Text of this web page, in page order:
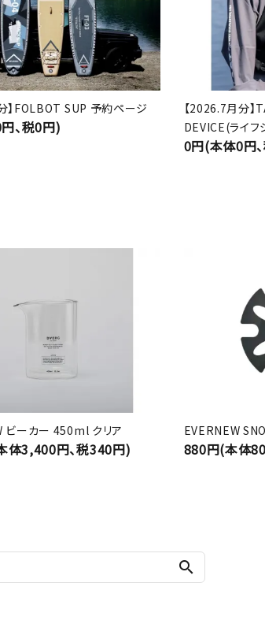
】FOLBOT SUP 予約ページ
、税0円)
【2026.7月分
DEVICE(ライフ
0円(本体0円
ビーカー 450ml クリア
体3,400円、税340円)
EVERNEW
880円(本体
search